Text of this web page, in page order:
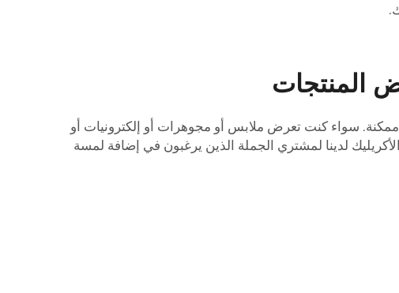
المنتجات
سواء كنت تعرض ملابس أو مجوهرات أو إلكترونيات أو
لدينا لمشتري الجملة الذين يرغبون في إضافة لمسة